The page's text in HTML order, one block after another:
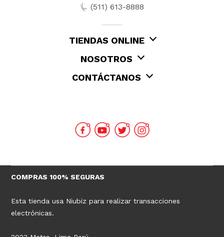
(511) 613-8888
TIENDAS ONLINE
NOSOTROS
CONTÁCTANOS
COMPRAS 100% SEGURAS
Esta tienda usa Niubiz para realizar transacciones
electrónicas.